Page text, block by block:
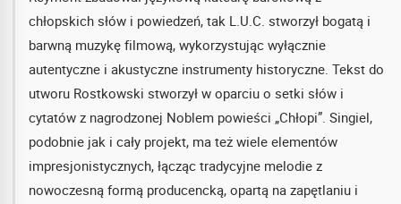
chłopskich słów i powiedzeń, tak L.U.C. stworzył bogatą i
barwną muzykę filmową, wykorzystując wyłącznie
autentyczne i akustyczne instrumenty historyczne. Tekst do
utworu Rostkowski stworzył w oparciu o setki słów i
cytatów z nagrodzonej Noblem powieści „Chłopi”. Singiel,
podobnie jak i cały projekt, ma też wiele elementów
impresjonistycznych, łącząc tradycyjne melodie z
nowoczesną formą producencką, opartą na zapętlaniu i